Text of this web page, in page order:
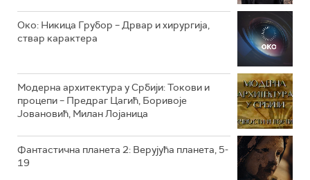
Око: Никица Грубор – Дрвар и хирургија,
ствар карактера
Модерна архитектура у Србији: Токови и
процепи – Предраг Цагић, Боривоје
Јовановић, Милан Лојаница
Фантастична планета 2: Верујућа планета, 5-
19